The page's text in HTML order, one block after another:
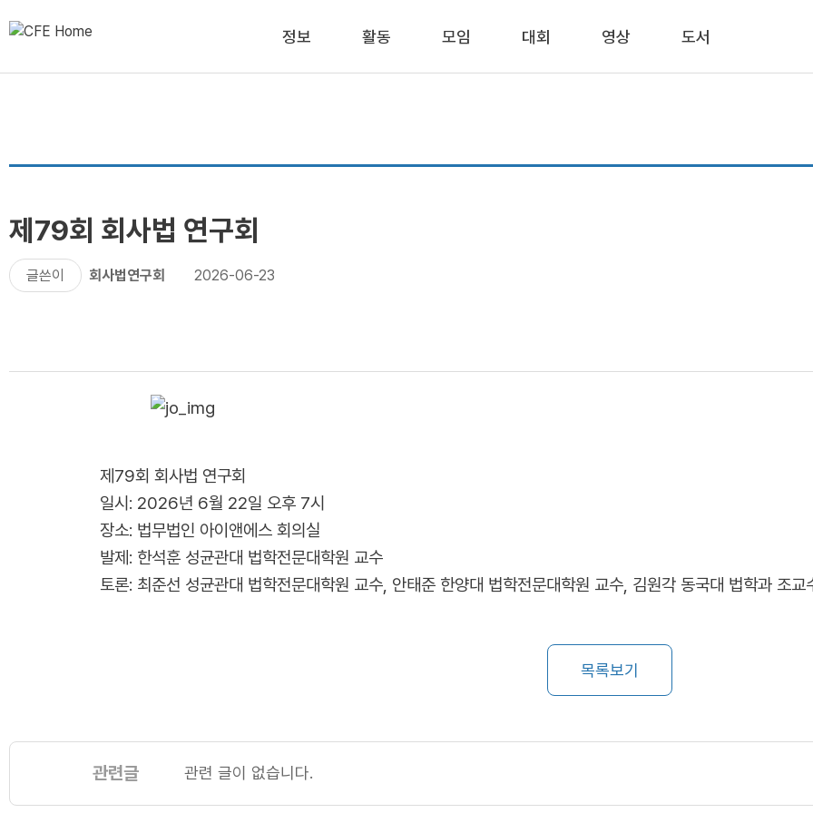
정보 활동 모임 대회 영상 도서
제79회 회사법 연구회
글쓴이 회사법연구회 2026-06-23
제79회 회사법 연구회
일시: 2026년 6월 22일 오후 7시
장소: 법무법인 아이앤에스 회의실
발제: 한석훈 성균관대 법학전문대학원 교수
토론: 최준선 성균관대 법학전문대학원 교수, 안태준 한양대 법학전문대학원 교수, 김원각 동국대 법학과 조교
목록보기
관련글 관련 글이 없습니다.